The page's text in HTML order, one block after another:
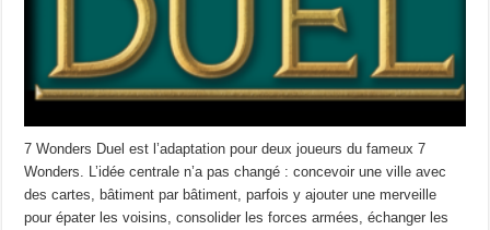
7 Wonders Duel est l’adaptation pour deux joueurs du fameux 7
Wonders. L’idée centrale n’a pas changé : concevoir une ville avec
des cartes, bâtiment par bâtiment, parfois y ajouter une merveille
pour épater les voisins, consolider les forces armées, échanger les